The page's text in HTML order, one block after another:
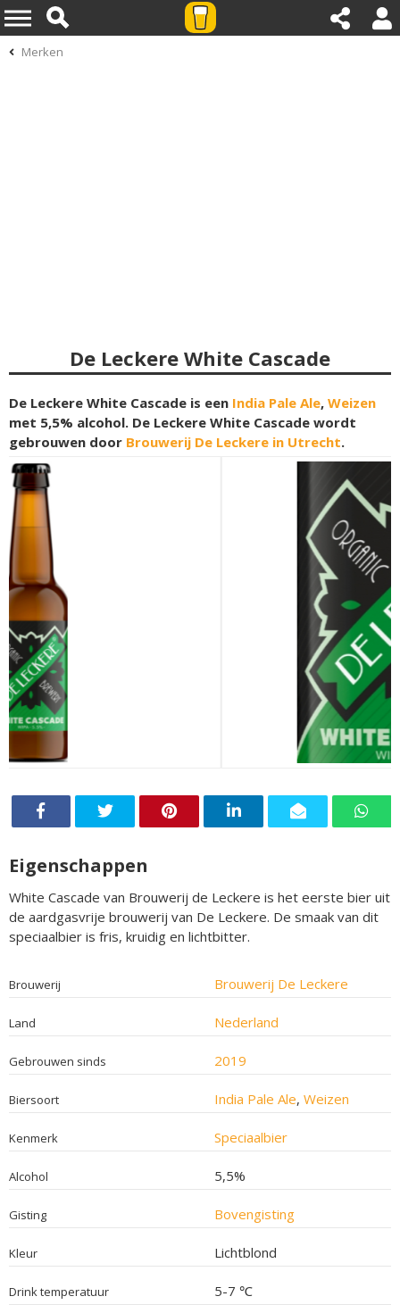
Merken
De Leckere White Cascade
De Leckere White Cascade is een India Pale Ale, Weizen
met 5,5% alcohol. De Leckere White Cascade wordt
gebrouwen door Brouwerij De Leckere in Utrecht.
Eigenschappen
White Cascade van Brouwerij de Leckere is het eerste bier uit
de aardgasvrije brouwerij van De Leckere. De smaak van dit
speciaalbier is fris, kruidig en lichtbitter.
Brouwerij Brouwerij De Leckere
Land Nederland
Gebrouwen sinds 2019
Biersoort India Pale Ale, Weizen
Kenmerk Speciaalbier
Alcohol 5,5%
Gisting Bovengisting
Kleur Lichtblond
Drink temperatuur 5-7 ℃